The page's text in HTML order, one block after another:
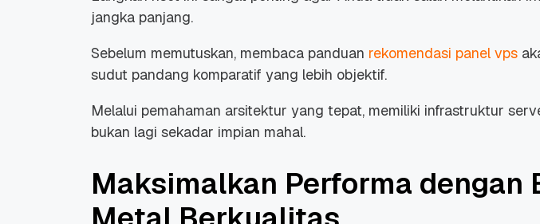
jangka panjang.
Sebelum memutuskan, membaca panduan rekomendasi panel vps
sudut pandang komparatif yang lebih objektif.
Melalui pemahaman arsitektur yang tepat, memiliki infrastruktur
bukan lagi sekadar impian mahal.
Maksimalkan Performa dengan